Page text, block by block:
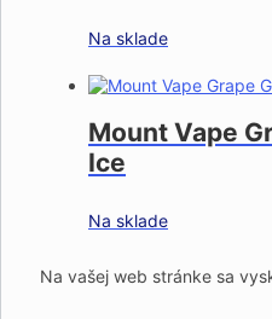
Na sklade
Mount Vape
Ice
Na sklade
Na vašej web stránke sa